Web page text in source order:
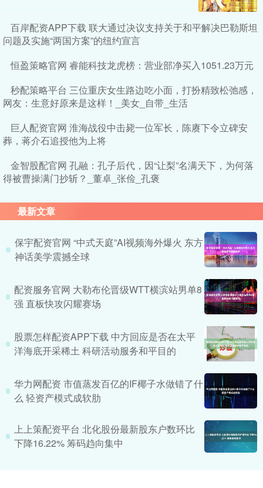
百岸配资APP下载 联大通过决议支持关于和平解决巴勒斯坦
问题及实施“两国方案”的纽约宣言
恒盈策略官网 睿能科技龙虎榜：营业部净买入1051.23万元
秒配策略平台 三位重庆女生路边吃小面，打扮精致松弛感，
网友：生意好原来是这样！_美女_自带_生活
巨人配资官网 淮海战役中击毙一位军长，陈赓下令立碑安
葬，蒋介石追授他为上将
金智股配官网 孔融：孔子后代，因“让梨”名满天下，为何落
得被曹操满门抄斩？_董卓_张俭_孔褒
最新文章
保宇配资官网 “中式天庭”AI视频海外爆火 东方
神话美学震撼全球
配资服务官网 大勒布伦晋级WTT横滨站男单8
强 直板快攻闪耀赛场
股票怎样配资APP下载 中方回应是否在太平
洋海底开采稀土 科研活动服务和平目的
华力网配资 市值蒸发百亿的IF椰子水做错了什
么 轻资产模式成软肋
上上策配资平台 北化股份最新股东户数环比
下降16.22% 筹码趋向集中